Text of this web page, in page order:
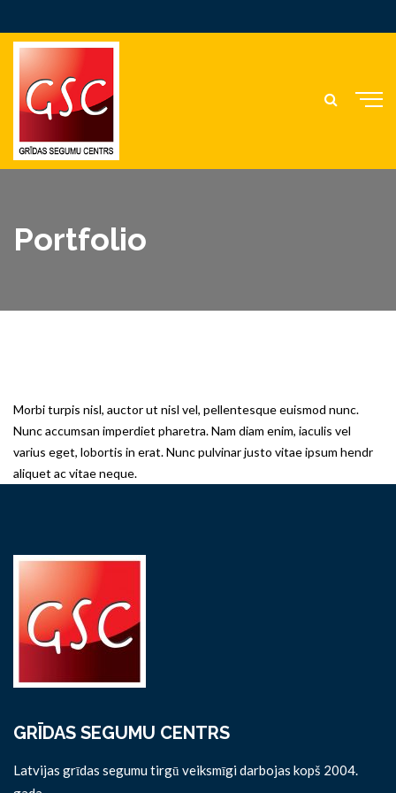
Portfolio
Morbi turpis nisl, auctor ut nisl vel, pellentesque euismod nunc.
Nunc accumsan imperdiet pharetra. Nam diam enim, iaculis vel
varius eget, lobortis in erat. Nunc pulvinar justo vitae ipsum hendr
aliquet ac vitae neque.
GRĪDAS SEGUMU CENTRS
Latvijas grīdas segumu tirgū veiksmīgi darbojas kopš 2004.